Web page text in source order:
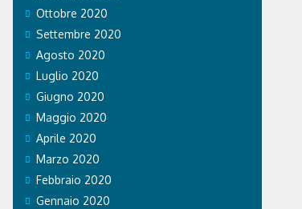
Ottobre 2020
Settembre 2020
Agosto 2020
Luglio 2020
Giugno 2020
Maggio 2020
Aprile 2020
Marzo 2020
Febbraio 2020
Gennaio 2020